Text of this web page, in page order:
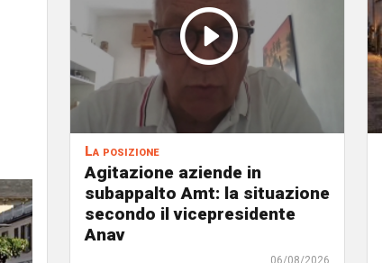
La posizione
Agitazione aziende in
subappalto Amt: la situazione
secondo il vicepresidente
Anav
06/08/2026